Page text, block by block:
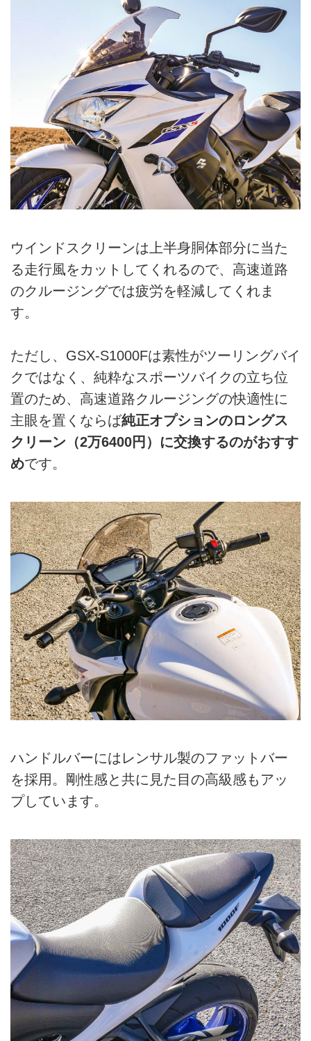
ウインドスクリーンは上半身胴体部分に当た
る走行風をカットしてくれるので、高速道路
のクルージングでは疲労を軽減してくれま
す。
ただし、GSX-S1000Fは素性がツーリングバイ
クではなく、純粋なスポーツバイクの立ち位
置のため、高速道路クルージングの快適性に
主眼を置くならば純正オプションのロングス
クリーン（2万6400円）に交換するのがおすす
めです。
ハンドルバーにはレンサル製のファットバー
を採用。剛性感と共に見た目の高級感もアッ
プしています。